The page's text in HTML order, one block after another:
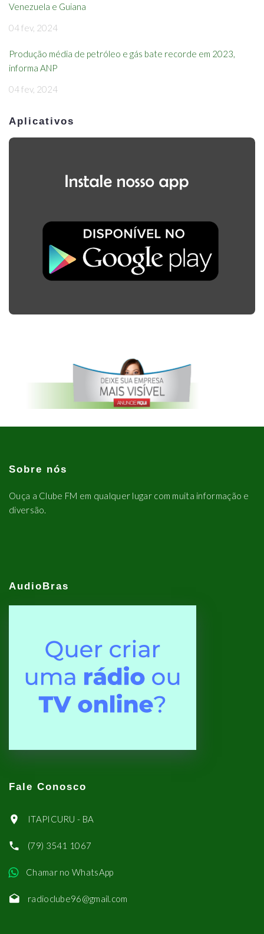
Venezuela e Guiana
04 fev, 2024
Produção média de petróleo e gás bate recorde em 2023,
informa ANP
04 fev, 2024
Aplicativos
Sobre nós
Ouça a Clube FM em qualquer lugar com muita informação e
diversão.
AudioBras
Fale Conosco
ITAPICURU - BA
(79) 3541 1067
Chamar no WhatsApp
radioclube96@gmail.com